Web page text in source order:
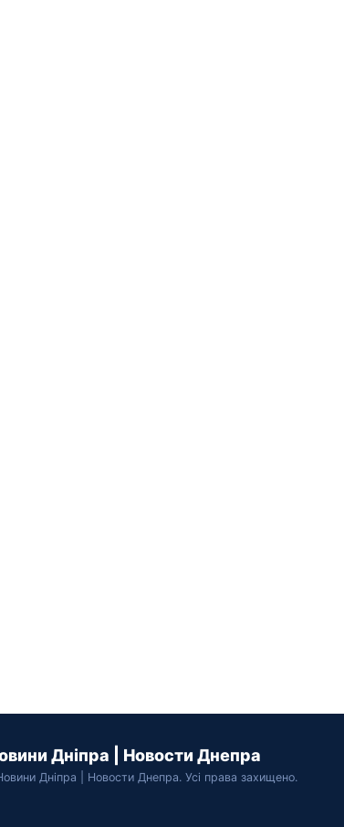
Дніпра | Новости Днепра
Дніпра | Новости Днепра. Усі права захищено.